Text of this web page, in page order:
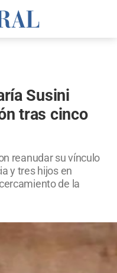
Susini
tras cinco
reanudar su vínculo
y tres hijos en
de la